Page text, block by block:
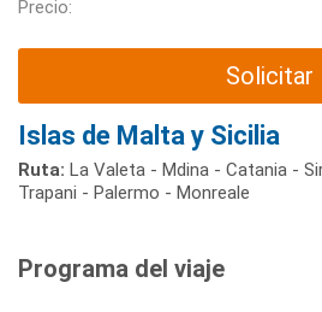
Precio:
Solicitar
Islas de Malta y Sicilia
Ruta: La Valeta - Mdina - Catania -
Trapani - Palermo - Monreale
Programa del viaje